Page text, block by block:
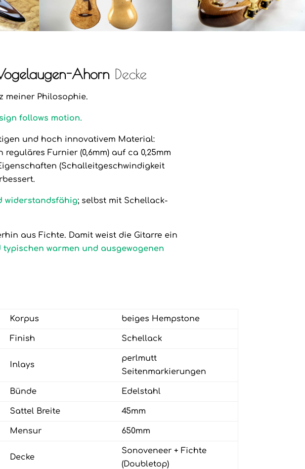
Ahorn Decke
meiner Philosophie.
follows motion.
und hoch innovativem Material:
Furnier (0,6mm) auf ca 0,25mm
(Schalleitgeschwindigkeit
widerstandsfähig; selbst mit Schellack-
aus Fichte. Damit weist die Gitarre ein
typischen warmen und ausgewogenen
Korpus beiges Hempstone
Finish Schellack
Inlays
perlmutt
Seitenmarkierungen
Bünde Edelstahl
Sattel Breite 45mm
Mensur 650mm
Decke
Sonoveneer + Fichte
(Doubletop)